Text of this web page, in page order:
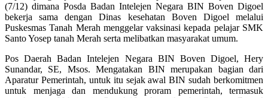
(7/12) dimana Posda Badan Intelejen Negara BIN Boven Digoel
bekerja sama dengan Dinas kesehatan Boven Digoel melalui
Puskesmas Tanah Merah menggelar vaksinasi kepada pelajar SMK
Santo Yosep tanah Merah serta melibatkan masyarakat umum.
Pos Daerah Badan Intelejen Negara BIN Boven Digoel, Hery
Sunandar, SE, Msos. Mengatakan BIN merupakan bagian dari
Aparatur Pemerintah, untuk itu sejak awal BIN sudah berkomitmen
untuk menjaga dan mendukung proram pemerintah, termasuk